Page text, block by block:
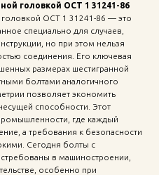
головкой ОСТ 1 31241-86
головкой ОСТ 1 31241-86 — это
специально для случаев,
но при этом нельзя
соединения. Его ключевая
размерах шестигранной
болтами аналогичного
позволяет экономить
способности. Этот
где каждый
а требования к безопасности
Сегодня болты с
в машиностроении,
особенно при